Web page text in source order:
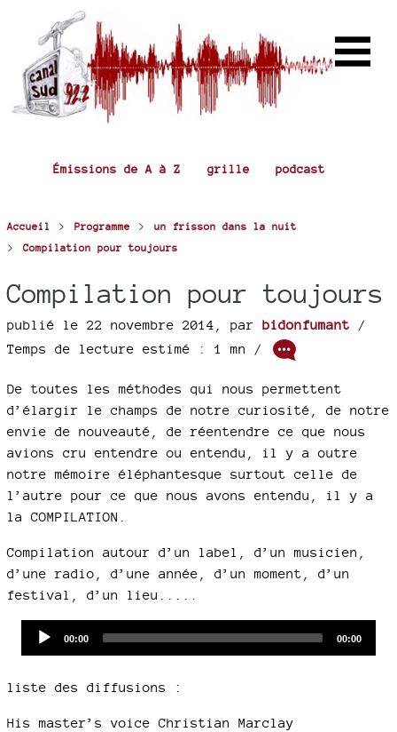
Émissions de A à Z grille podcast
Accueil > Programme > un frisson dans la nuit
> Compilation pour toujours
Compilation pour toujours
publié le 22 novembre 2014 par bidonfumant /
Temps de lecture estimé : 1 mn /
De toutes les méthodes qui nous permettent
d’élargir le champs de notre curiosité, de notre
envie de nouveauté, de réentendre ce que nous
avions cru entendre ou entendu, il y a outre
notre mémoire éléphantesque surtout celle de
l’autre pour ce que nous avons entendu, il y a
la COMPILATION.
Compilation autour d’un label, d’un musicien,
d’une radio, d’une année, d’un moment, d’un
festival, d’un lieu.....
Current
00:00
Total
00:00
liste des diffusions :
His master’s voice Christian Marclay